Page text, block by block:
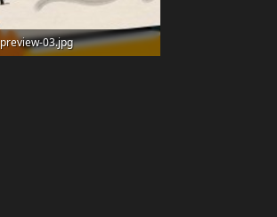
preview-03.jpg